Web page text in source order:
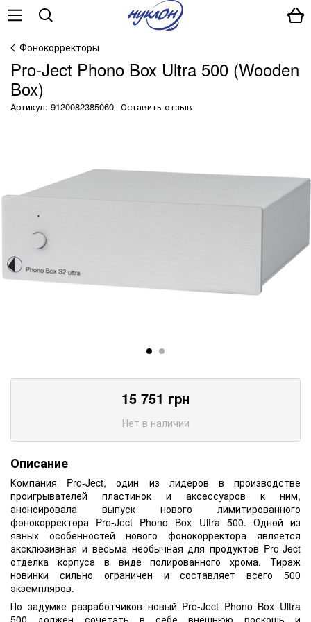
Фонокорректоры
Pro-Ject Phono Box Ultra 500 (Wooden
Box)
Артикул: 9120082385060 Оставить отзыв
15 751 грн
Нет в наличии
Описание
Компания Pro-Ject, один из лидеров в производстве
проигрывателей пластинок и аксессуаров к ним,
анонсировала выпуск нового лимитированного
фонокорректора Pro-Ject Phono Box Ultra 500. Одной из
явных особенностей нового фонокорректора является
эксклюзивная и весьма необычная для продуктов Pro-Ject
отделка корпуса в виде полированного хрома. Тираж
новинки сильно ограничен и составляет всего 500
экземпляров.
По задумке разработчиков новый Pro-Ject Phono Box Ultra
500 должен сочетать в себе внешнюю роскошь и